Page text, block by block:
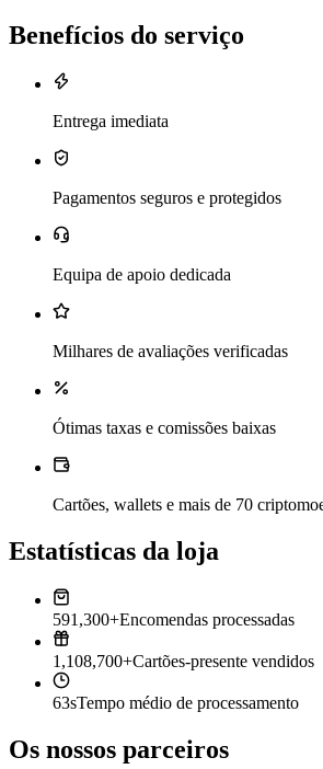
Benefícios do serviço
Entrega imediata
Pagamentos seguros e protegidos
Equipa de apoio dedicada
Milhares de avaliações verificadas
Ótimas taxas e comissões baixas
Cartões, wallets e mais de 70
Estatísticas da loja
591,300+Encomendas processadas
1,108,700+Cartões-presente vendidos
63sTempo médio de processamento
Os nossos parceiros